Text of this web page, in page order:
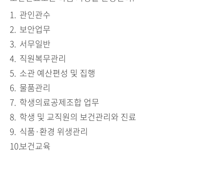
관인관수
보안업무
서무일반
직원복무관리
소관 예산편성 및 집행
물품관리
학생의료공제조합 업무
학생 및 교직원의 보건관리와 진료
식품·환경 위생관리
보건교육